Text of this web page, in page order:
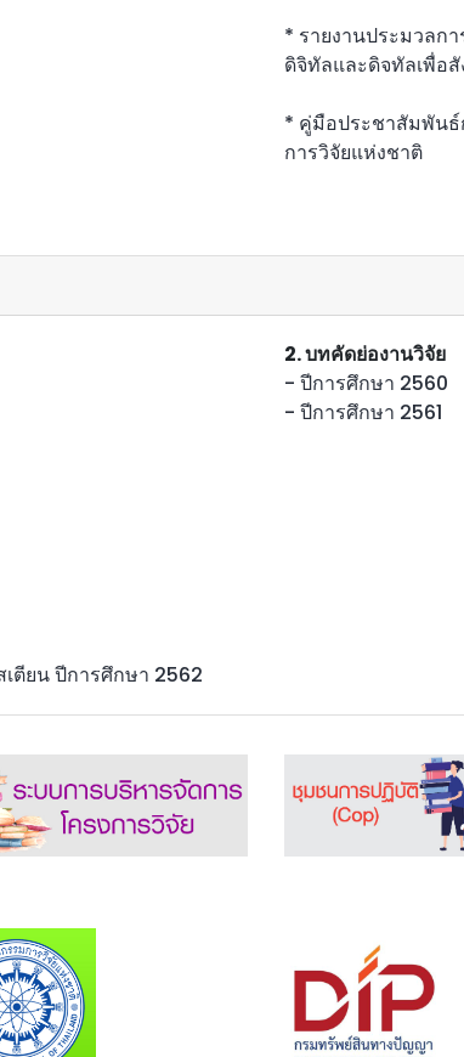
* รายงานประมวลก
ดิจิทัลและดิจทัลเพื่อ
* คู่มือประชาสัมพันธ์
การวิจัยแห่งชาติ
ตียน ปีการศึกษา 2562
2. บทคัดย่องานวิจัย
- ปีการศึกษา 2560
- ปีการศึกษา 2561